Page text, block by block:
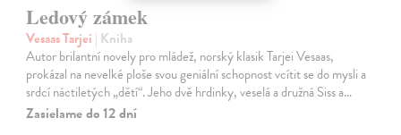
Ledový zámek
Vesaas Tarjei | Kniha
Autor brilantní novely pro mládež, norský klasik Tarjei Vesaas,
prokázal na nevelké ploše svou geniální schopnost vcítit se do mysli a
srdcí náctiletých „dětí“. Jeho dvě hrdinky, veselá a družná Siss a…
Zasielame do 12 dní